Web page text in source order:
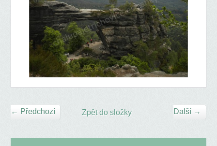
← Předchozí Další →
Zpět do složky